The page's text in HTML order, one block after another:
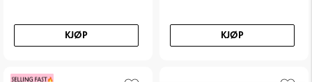
KJØP KJØP